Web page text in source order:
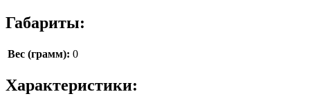
Габариты:
Вес (грамм): 0
Характеристики: